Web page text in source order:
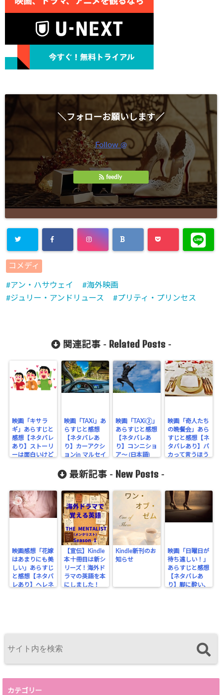
＼フォローお願いします／
Follow @
feedly
Undefined
array key
flower.com/
public_html
gins/sns-
count-
cache.php
on line 2897
コメディ
アン・ハサウェイ
海外映画
ジュリー・アンドリュース
プリティ・プリンセス
関連記事 - Related Posts-
映画「キサラ
ギ」あらすじと
感想【ネタバレ
あり】ストーリ
ーは面白いけど
映画「TAXi」あ
らすじと感想
【ネタバレあ
り】カーアクシ
ョンin マルセイ
映画「TAXi②」
あらすじと感想
【ネタバレあ
り】コンニショ
ア～ (日本語)
映画「奇人たち
の晩餐会」あら
すじと感想【ネ
タバレあり】バ
カって言うほう
最新記事 - New Posts -
映画感想「花嫁
はあまりにも美
しい」あらすじ
と感想【ネタバ
レあり】ヘレネ
【宣伝】Kindle
本十冊目は新シ
リーズ！海外ド
ラマの英語を本
にしました！
Kindle新刊のお
知らせ
映画「日曜日が
待ち遠しい！」
あらすじと感想
【ネタバレあ
り】脚に酔い、
カテゴリー